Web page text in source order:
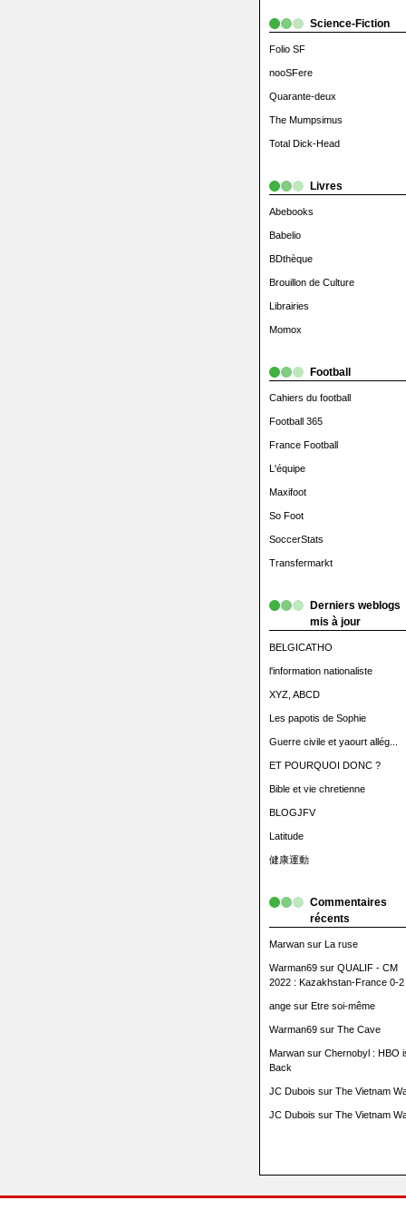
Science-Fiction
Folio SF
nooSFere
Quarante-deux
The Mumpsimus
Total Dick-Head
Livres
Abebooks
Babelio
BDthèque
Brouillon de Culture
Librairies
Momox
Football
Cahiers du football
Football 365
France Football
L'équipe
Maxifoot
So Foot
SoccerStats
Transfermarkt
Derniers weblogs
mis à jour
BELGICATHO
l'information nationaliste
XYZ, ABCD
Les papotis de Sophie
Guerre civile et yaourt allég...
ET POURQUOI DONC ?
Bible et vie chretienne
BLOGJFV
Latitude
健康運動
Commentaires
récents
Marwansur La ruse
Warman69sur QUALIF - CM
2022 : Kazakhstan-France 0-2
angesur Etre soi-même
Warman69sur The Cave
Marwansur Chernobyl : HBO
Back
JC Dubois sur The Vietnam
JC Dubois sur The Vietnam